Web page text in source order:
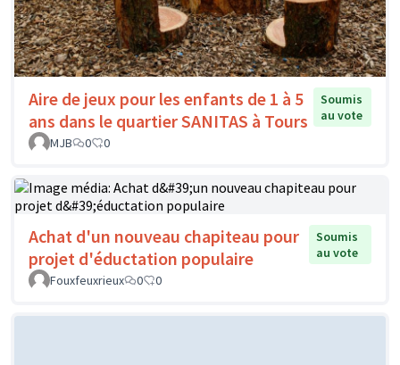
Aire de jeux pour les enfants de 1 à 5
ans dans le quartier SANITAS à Tours
Soumis
au vote
MJB
0 0
Achat d'un nouveau chapiteau pour
projet d'éductation populaire
Soumis
au vote
Fouxfeuxrieux
0 0